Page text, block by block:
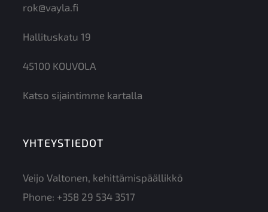
rok@vayla.fi
Hallituskatu 19
45100 KOUVOLA
Katso sijaintimme kartalla
YHTEYSTIEDOT
Veijo Valtonen, kehittämispäällikkö
Phone: +358 29 534 3517